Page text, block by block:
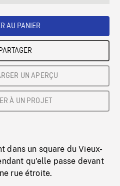
AU PANIER
UN APERÇU
À UN PROJET
dans un square du Vieux-
qu'elle passe devant
rue étroite.